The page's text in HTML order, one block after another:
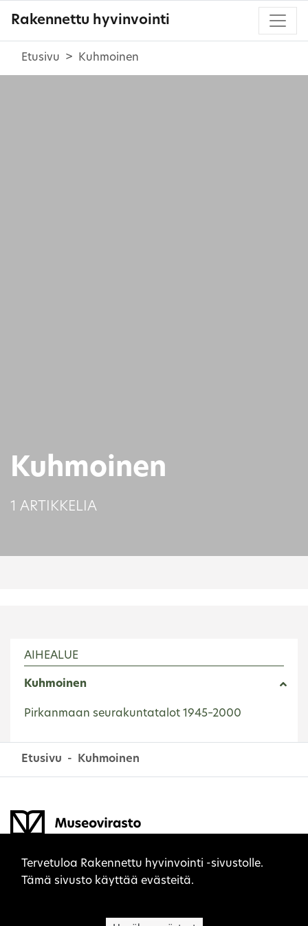
Rakennettu hyvinvointi
Etusivu Kuhmoinen
Kuhmoinen
1 ARTIKKELIA
AIHEALUE
Kuhmoinen
Pirkanmaan seurakuntatalot 1945–2000
Etusivu Kuhmoinen
Sivuston evästeet
Tervetuloa Rakennettu hyvinvointi -sivustolle.
Tämä sivusto käyttää evästeitä.